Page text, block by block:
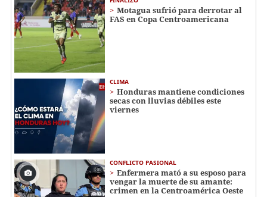
Motagua sufrió para derrotar al
FAS en Copa Centroamericana
CLIMA
Honduras mantiene condiciones
secas con lluvias débiles este
viernes
CONFLICTO PASIONAL
Enfermera mató a su esposo para
vengar la muerte de su amante:
crimen en la Centroamérica Oeste